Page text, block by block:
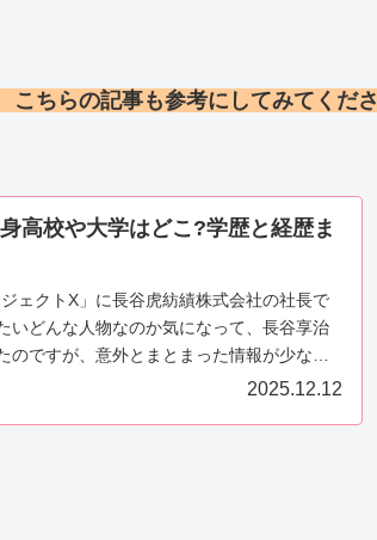
ちらの記事も参考にしてみてくださ
高校や大学はどこ?学歴と経歴ま
ェクトX」に長谷虎紡績株式会社の社長で
いどんな人物なのか気になって、長谷享治
ですが、意外とまとまった情報が少なか
2025.12.12